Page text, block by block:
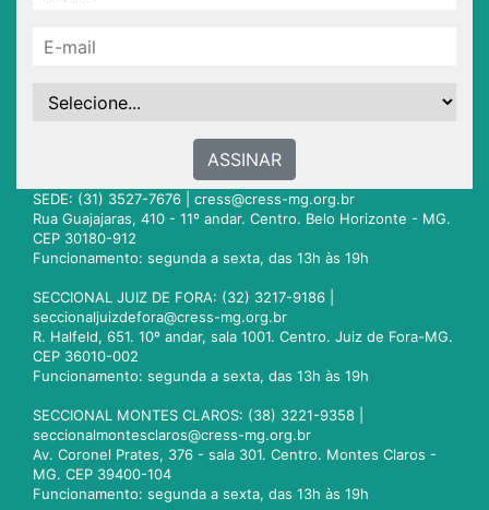
ASSINAR
SEDE: (31) 3527-7676 | cress@cress-mg.org.br
Rua Guajajaras, 410 - 11º andar. Centro. Belo Horizonte - MG.
CEP 30180-912
Funcionamento: segunda a sexta, das 13h às 19h
SECCIONAL JUIZ DE FORA: (32) 3217-9186 |
seccionaljuizdefora@cress-mg.org.br
R. Halfeld, 651. 10º andar, sala 1001. Centro. Juiz de Fora-MG.
CEP 36010-002
Funcionamento: segunda a sexta, das 13h às 19h
SECCIONAL MONTES CLAROS: (38) 3221-9358 |
seccionalmontesclaros@cress-mg.org.br
Av. Coronel Prates, 376 - sala 301. Centro. Montes Claros -
MG. CEP 39400-104
Funcionamento: segunda a sexta, das 13h às 19h